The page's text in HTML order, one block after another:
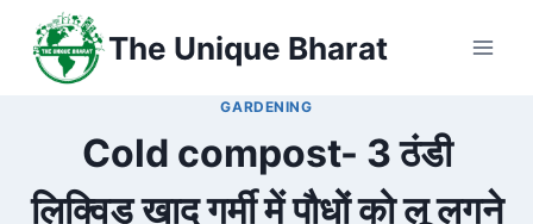
content
The Unique Bharat
GARDENING
Cold compost- 3 ठंडी
लिक्विड खाद गर्मी में पौधों को लू लगने